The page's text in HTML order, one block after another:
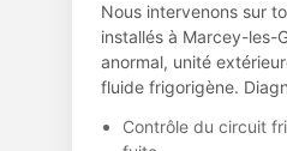
Nous intervenons sur
installés à Marcey-les-
anormal, unité
fluide frigorigène.
Contrôle du circuit